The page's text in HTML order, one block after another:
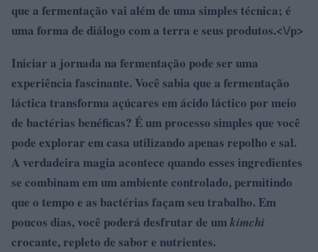
que a fermentação vai além de uma simples técnica; é
uma forma de diálogo com a terra e seus produtos.<\/p>
Iniciar a jornada na fermentação pode ser uma
experiência fascinante. Você sabia que a fermentação
láctica transforma açúcares em ácido láctico por meio
de bactérias benéficas? É um processo simples que você
pode explorar em casa utilizando apenas repolho e sal.
A verdadeira magia acontece quando esses ingredientes
se combinam em um ambiente controlado, permitindo
que o tempo e as bactérias façam seu trabalho. Em
poucos dias, você poderá desfrutar de umkimchi
crocante, repleto de sabor e nutrientes.